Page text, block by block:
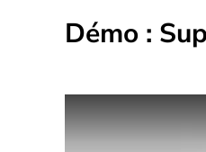
Démo :